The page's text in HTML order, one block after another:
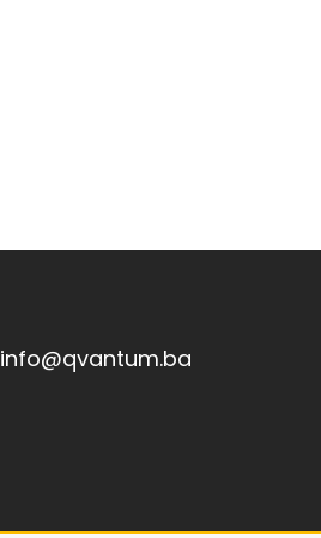
info@qvantum.ba